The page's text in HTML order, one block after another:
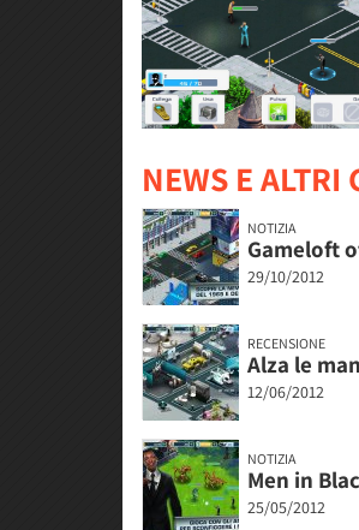
NEWS E ALTRI
NOTIZIA
Gameloft
29/10/2012
RECENSIONE
Alza le
12/06/2012
NOTIZIA
Men in
25/05/2012